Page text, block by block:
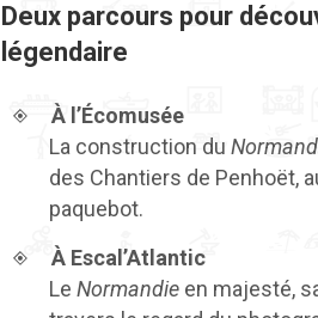
Deux parcours pour
légendaire
À l’Écomusée
La construction du
des Chantiers de Penhoët,
paquebot.
À Escal’Atlantic
Le Normandie en majesté,